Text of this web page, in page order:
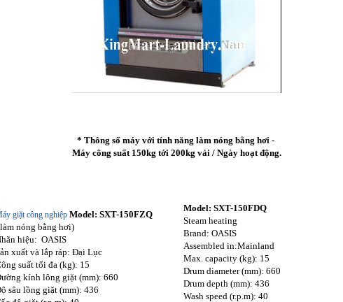
* Thông số máy với tính năng làm nóng bằng hơi -
Máy công suất 150kg tới 200kg vải / Ngày hoạt động.
giặt công nghiệp Model: SXT-150FZQ
nóng bằng hơi)
hiệu: OASIS
xuất và lắp ráp: Đại Lục
suất tối đa (kg): 15
kính lông giặt (mm): 660
sâu lồng giặt (mm): 436
Model: SXT-150FDQ
Steam heating
Brand: OASIS
Assembled in:Mainland
Max. capacity (kg): 15
Drum diameter (mm): 660
Drum depth (mm): 436
Wash speed (r.p.m): 40